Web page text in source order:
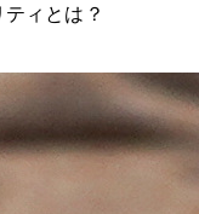
ィとは？